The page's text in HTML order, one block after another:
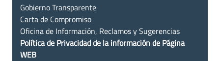
Gobierno Transparente
Carta de Compromiso
Oficina de Información, Reclamos y Sugerencias
Política de Privacidad de la información de Página
WEB